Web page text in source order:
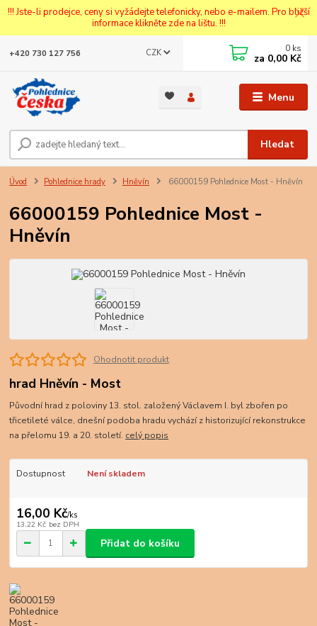
!!! Jste-li prodejce, ceny si vyžádejte telefonicky, nebo e-mailem. Pro bližší
informace klikněte zde na lištu. !!!
Menu
CZK
Hledat
+420 730 127 756 0 ks
za 0,00 Kč
Úvod Pohlednice hrady Hněvín 66000159 Pohlednice Most - Hněvín
66000159 Pohlednice Most -
Hněvín
Ohodnotit produkt
hrad Hněvín - Most
Původní hrad z poloviny 13. stol. založený Václavem I. byl zbořen po
třicetileté válce, dnešní podoba hradu vychází z historizující rekonstrukce
na přelomu 19. a 20. století. celý popis
Dostupnost Není skladem
16,00 Kč/ks
13,22 Kč bez DPH
Přidat do košíku